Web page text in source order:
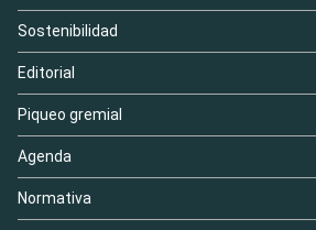
Sostenibilidad
Editorial
Piqueo gremial
Agenda
Normativa